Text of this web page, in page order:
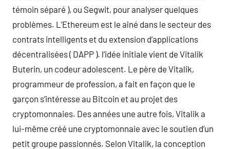
témoin séparé ), ou Segwit, pour analyser quelques
problèmes. L’Ethereum est le aîné dans le secteur des
contrats intelligents et du extension d’applications
décentralisées ( DAPP ). l’idée initiale vient de Vitalik
Buterin, un codeur adolescent. Le père de Vitalik,
programmeur de profession, a fait en façon que le
garçon s’intéresse au Bitcoin et au projet des
cryptomonnaies. Des années une autre fois, Vitalik a
lui-même créé une cryptomonnaie avec le soutien d’un
petit groupe passionnés. Selon Vitalik, la conception